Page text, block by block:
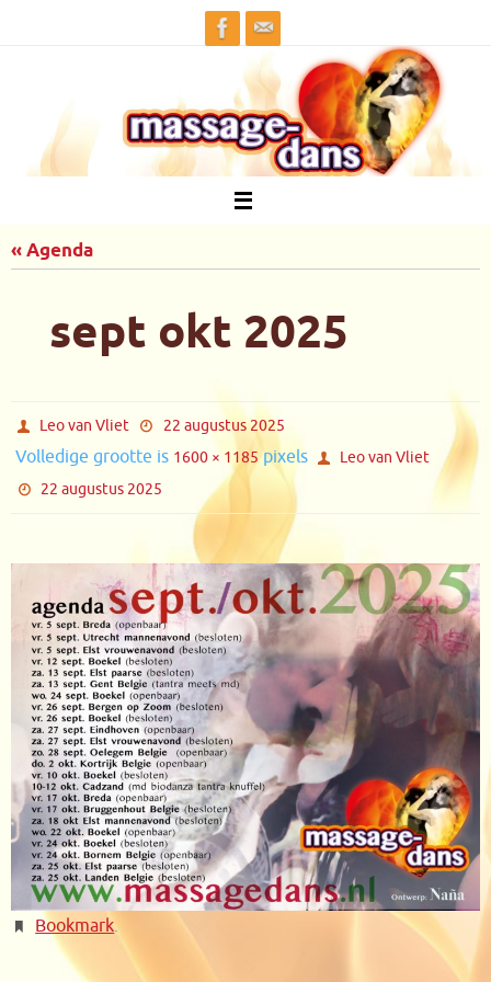
« Agenda
sept okt 2025
Leo van Vliet 22 augustus 2025
Volledige grootte is 1600 × 1185pixels
Leo van Vliet
22 augustus 2025
Bookmark.